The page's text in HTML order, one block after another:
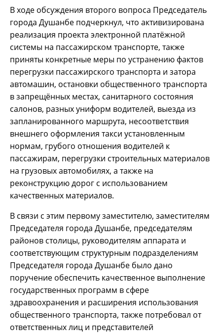
В ходе обсуждения второго вопроса Председатель
города Душанбе подчеркнул, что активизирована
реализация проекта электронной платёжной
системы на пассажирском транспорте, также
приняты конкретные меры по устранению фактов
перегрузки пассажирского транспорта и затора
автомашин, остановки общественного транспорта
в запрещённых местах, санитарного состояния
салонов, разных униформ водителей, выезда из
запланированного маршрута, несоответствия
внешнего оформления такси установленным
нормам, грубого отношения водителей к
пассажирам, перегрузки строительных материалов
на грузовых автомобилях, а также на
реконструкцию дорог с использованием
качественных материалов.
В связи с этим первому заместителю, заместителям
Председателя города Душанбе, председателям
районов столицы, руководителям аппарата и
соответствующим структурным подразделениям
Председателя города Душанбе было дано
поручение обеспечить качественное выполнение
государственных программ в сфере
здравоохранения и расширения использования
общественного транспорта, также потребовал от
ответственных лиц и представителей